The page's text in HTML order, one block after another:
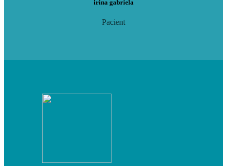
irina gabriela
Pacient